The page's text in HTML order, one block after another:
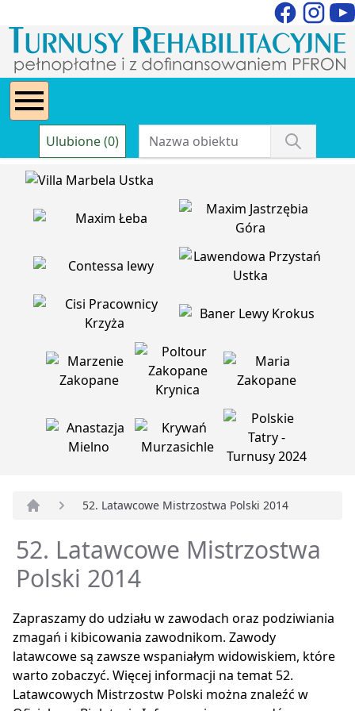
Ulubione (0)
52. Latawcowe Mistrzostwa Polski 2014
52. Latawcowe Mistrzostwa
Polski 2014
Zapraszamy do udziału w zawodach oraz podziwiania
zmagań i kibicowania zawodnikom. Zawody
latawcowe są zawsze wspaniałym widowiskiem, które
warto zobaczyć. Więcej informacji na temat 52.
Latawcowych Mistrzostw Polski można znaleźć w